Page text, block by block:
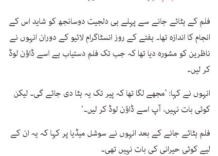
فلم کے ہٹائے جانے سے پہلے ہی دلجیت دوسانجھ کو شاید اس کے
انجام کا اندازہ تھا۔ ہفتے کے روز انسٹاگرام لائیو کے دوران انہوں نے
ناظرین کو مشورہ دیا تھا کہ جب تک فلم دستیاب ہے اسے ڈاؤن لوڈ
کر لیں۔
انہوں نے کہا: ’مجھے لگا تھا کہ پیر تک یہ ہٹا دی جائے گی۔ لیکن
کوئی بات نہیں، آپ اسے ڈاؤن لوڈ کر لیں۔‘
فلم ہٹائے جانے کے بعد انہوں نے سوشل میڈیا پر کہا کہ یہ ان کے
لیے کوئی حیرانی کی بات نہیں تھی۔